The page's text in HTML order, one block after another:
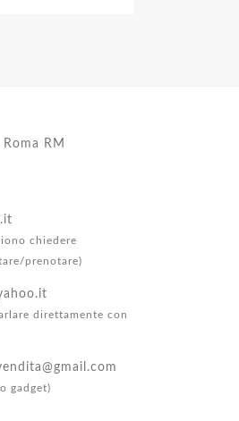
RM
chiedere
prenotare)
direttamente con
gadget)